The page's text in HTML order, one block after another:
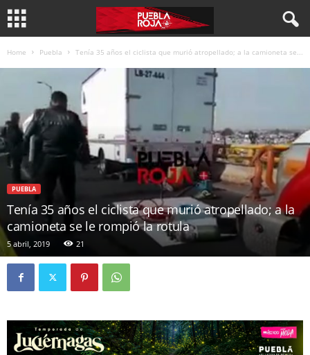
Home Puebla Tenía 35 años el ciclista que murió atropellado; a la camioneta se...
PUEBLA
Tenía 35 años el ciclista que murió atropellado; a la
camioneta se le rompió la rotula
5 abril, 2019 21